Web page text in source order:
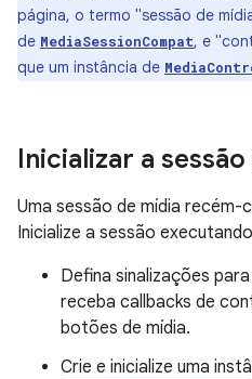
página, o termo "sessão de
de MediaSessionCompat, e
que um instância de
Inicializar a
Uma sessão de mídia
Inicialize a sessão
Defina sinalizações
receba callbacks de
botões de mídia.
Crie e inicialize uma